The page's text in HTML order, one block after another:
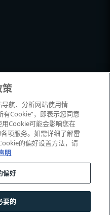
所有。
能|隐私|Cookie指南
号
航、分析网站使用情
有Cookie”，即表示您同意
Cookie可能会影响您在
项服务。如需详细了解雷
的偏好设置方法，请
明
偏好
要的